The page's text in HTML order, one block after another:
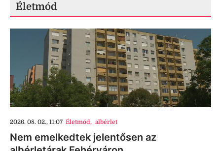
Életmód
2026. 08. 02., 11:07 Életmód, albérlet
Nem emelkedtek jelentősen az